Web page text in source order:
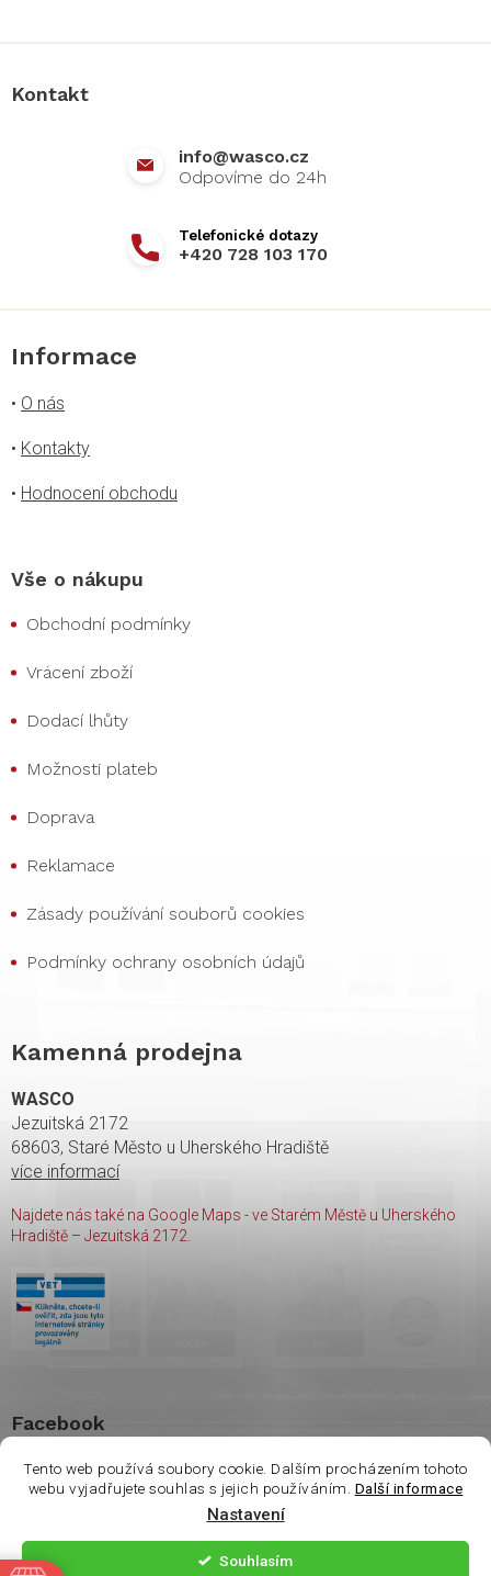
Tento web používá soubory cookie. Dalším procházením tohoto
webu vyjadřujete souhlas s jejich používáním. Další informace
Nastavení
Souhlasím
Vážení zákazníci. Ve
čtvrtek 6.8 je na
prodejně otevřeno
Kontakt
info@wasco.cz
+420 728 103 170
Informace
• O nás
• Kontakty
• Hodnocení obchodu
Vše o nákupu
Obchodní podmínky
Vrácení zboží
Dodací lhůty
Možnosti plateb
Doprava
Reklamace
Zásady používání souborů cookies
Podmínky ochrany osobních údajů
Kamenná prodejna
WASCO
Jezuitská 2172
68603, Staré Město u Uherského Hradiště
více informací
Najdete nás také na Google Maps - ve Starém Městě u Uherského
Hradiště – Jezuitská 2172.
Facebook
Copyright 2026 shop Wasco. Všechna práva vyhrazena.